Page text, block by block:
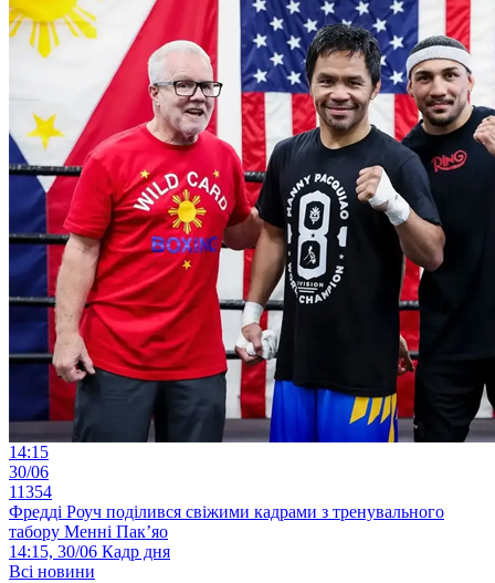
14:15
30/06
11354
Фредді Роуч поділився свіжими кадрами з тренувального
табору Менні Пак’яо
14:15, 30/06 Кадр дня
Всі новини